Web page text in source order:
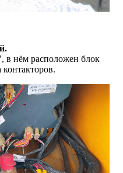
в нём расположен блок